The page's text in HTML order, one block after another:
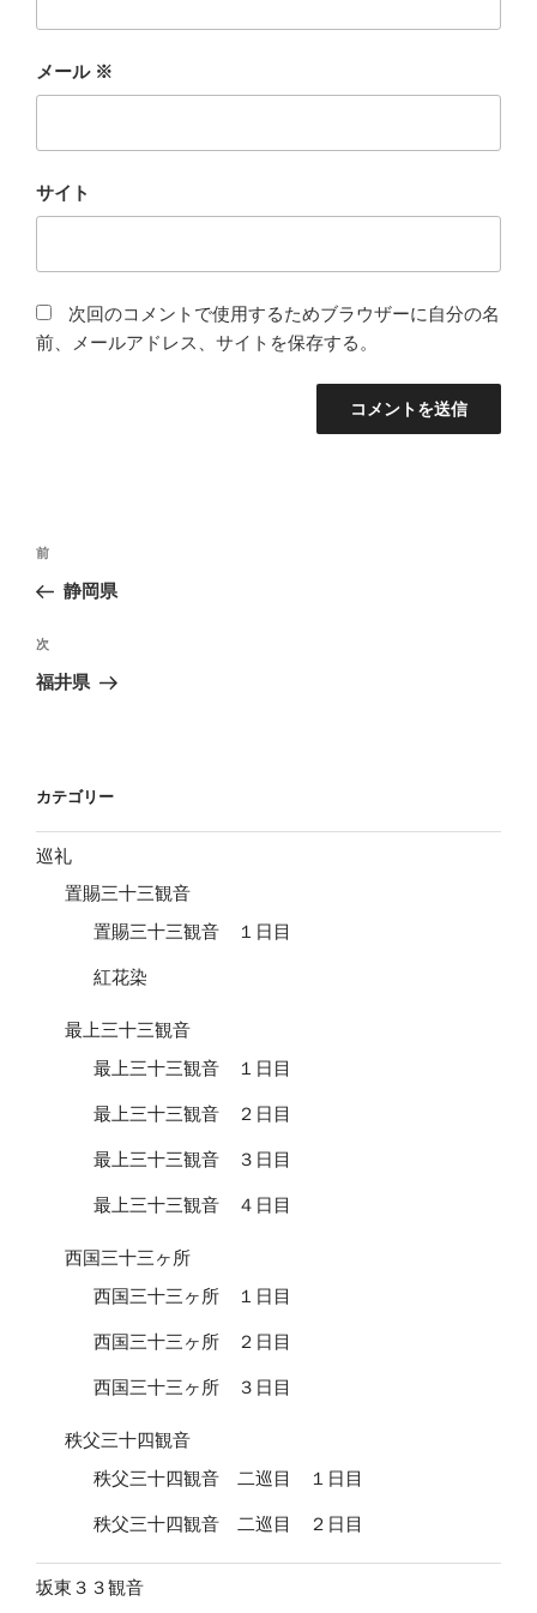
メール ※
サイト
次回のコメントで使用するためブラウザーに自分の名
前、メールアドレス、サイトを保存する。
投
ナ
ビ
ゲ
ン
前
の
稿
前
静岡県
次
の
次
福井県
カテゴリー
巡礼
置賜三十三観音
置賜三十三観音 １日目
紅花染
最上三十三観音
最上三十三観音 １日目
最上三十三観音 ２日目
最上三十三観音 ３日目
最上三十三観音 ４日目
西国三十三ヶ所
西国三十三ヶ所 １日目
西国三十三ヶ所 ２日目
西国三十三ヶ所 ３日目
秩父三十四観音
秩父三十四観音 二巡目 １日目
秩父三十四観音 二巡目 ２日目
坂東３３観音